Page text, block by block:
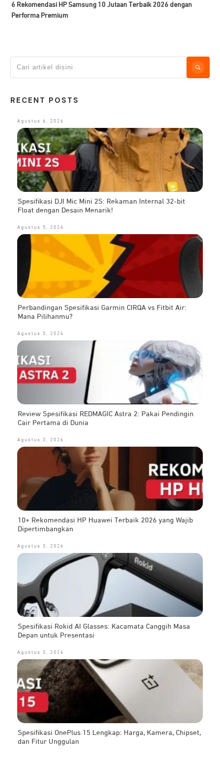
6 Rekomendasi HP Samsung 10 Jutaan Terbaik 2026 dengan
Performa Premium
RECENT POSTS
Agustus 6, 2026
Spesifikasi DJI Mic Mini 2S: Rekaman Internal 32-bit
Float dengan Desain Menarik!
Agustus 5, 2026
Perbandingan Spesifikasi Garmin CIRQA vs Fitbit Air:
Mana Pilihanmu?
Agustus 5, 2026
Review Spesifikasi REDMAGIC Astra 2: Pakai Pendingin
Cair Pertama di Dunia
Agustus 3, 2026
10+ Rekomendasi HP Huawei Terbaik 2026 yang Wajib
Dipertimbangkan
Agustus 3, 2026
Spesifikasi Rokid AI Glasses: Kacamata Canggih Masa
Depan untuk Presentasi
Agustus 3, 2026
Spesifikasi OnePlus 15 Lengkap: Harga, Kamera, Chipset,
dan Fitur Unggulan